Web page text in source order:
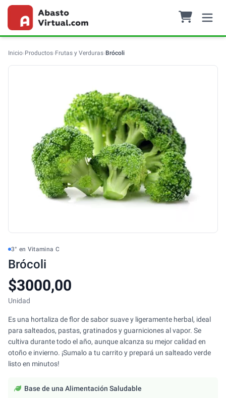
Inicio›Productos›Frutas y Verduras›Brócoli
3° en Vitamina C
Brócoli
$3000,00
Unidad
Es una hortaliza de flor de sabor suave y ligeramente herbal, ideal
para salteados, pastas, gratinados y guarniciones al vapor. Se
cultiva durante todo el año, aunque alcanza su mejor calidad en
otoño e invierno. ¡Sumalo a tu carrito y prepará un salteado verde
listo en minutos!
Base de una Alimentación Saludable